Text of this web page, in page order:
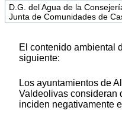
D.G. del Agua de la
Junta de Comunidades de
El contenido ambiental
siguiente:
Los ayuntamientos de
Valdeolivas consideran
inciden negativamente